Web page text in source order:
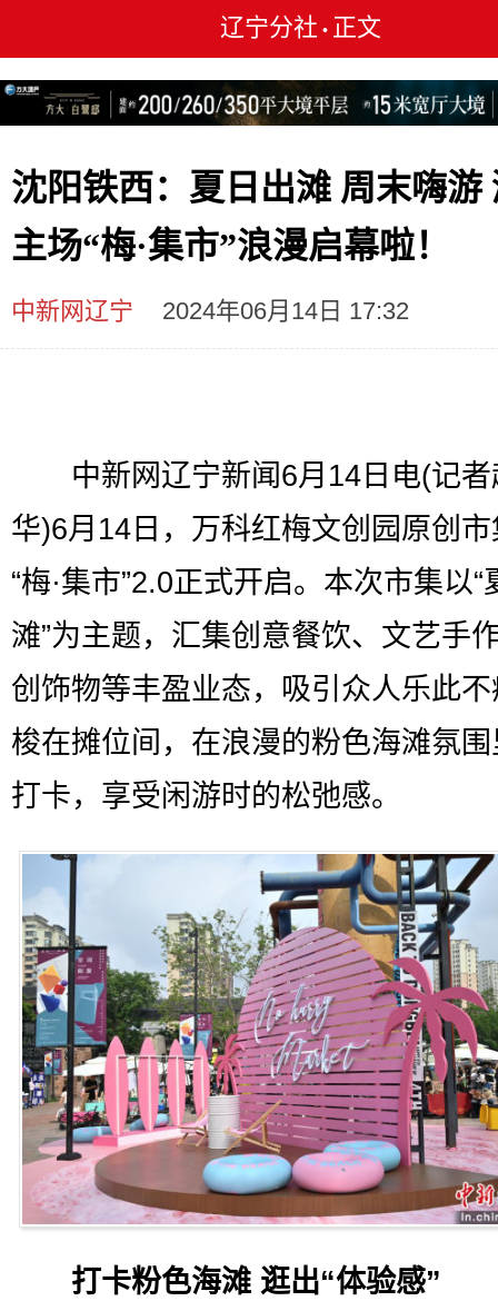
辽宁分社 • 正文
沈阳铁西：夏日出滩 周末嗨游
主场“梅·集市”浪漫启幕啦！
中新网辽宁 2024年06月14日 17:32
中新网辽宁新闻6月14日电(记者
华)6月14日，万科红梅文创园原创
“梅·集市”2.0正式开启。本次市集以“
滩”为主题，汇集创意餐饮、文艺手
创饰物等丰盈业态，吸引众人乐此
梭在摊位间，在浪漫的粉色海滩氛
打卡，享受闲游时的松弛感。
打卡粉色海滩 逛出“体验感”